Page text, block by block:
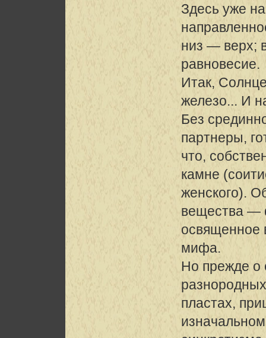
Здесь уже
низ — верх;
равновесие.
Итак,
железо... И
Без
партнеры,
что,
камне
женского).
вещества —
освященное
мифа.
Но прежде о
пластах,